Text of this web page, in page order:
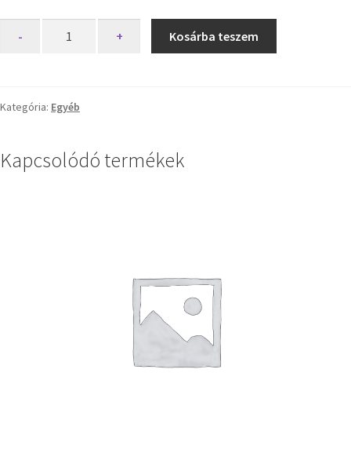
- + Kosárba teszem
Kategória: Egyéb
Kapcsolódó termékek